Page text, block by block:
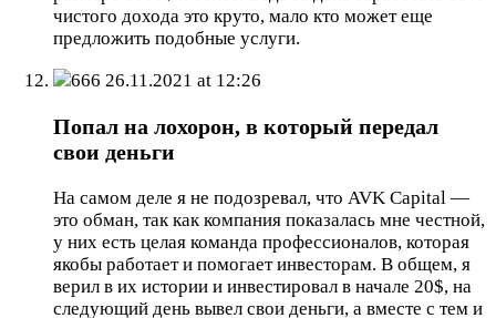
чистого дохода это круто, мало кто может еще
предложить подобные услуги.
666 26.11.2021 at 12:26
Попал на лохорон, в который передал
свои деньги
На самом деле я не подозревал, что AVK Capital —
это обман, так как компания показалась мне честной,
у них есть целая команда профессионалов, которая
якобы работает и помогает инвесторам. В общем, я
верил в их истории и инвестировал в начале 20$, на
следующий день вывел свои деньги, а вместе с тем и